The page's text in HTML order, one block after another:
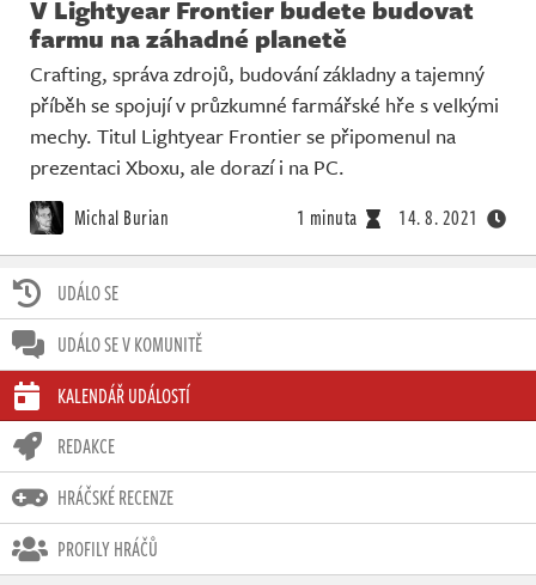
UDÁLO SE
UDÁLO SE V KOMUNITĚ
KALENDÁŘ UDÁLOSTÍ
REDAKCE
HRÁČSKÉ RECENZE
PROFILY HRÁČŮ
V Lightyear Frontier budete budovat
farmu na záhadné planetě
Crafting, správa zdrojů, budování základny a tajemný
příběh se spojují v průzkumné farmářské hře s velkými
mechy. Titul Lightyear Frontier se připomenul na
prezentaci Xboxu, ale dorazí i na PC.
Michal Burian 1 minuta 14. 8. 2021